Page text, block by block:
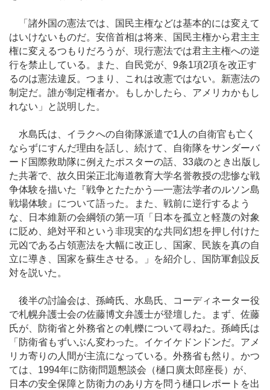
「諸外国の憲法では、国民主権などは基本的には変えて
はいけないものだ。安倍首相は将来、国民主権から君主主
権に変えるつもりだろうが、現行憲法では君主主権への逆
行を禁止している。また、自民党が、9条1項2項を改正す
るのは憲法違反。つまり、これは改憲ではない。新憲法の
制定だ。誰が制定権者か。もしかしたら、アメリカかもし
れない」と説明した。
水島氏は、イラクへの自衛隊派遣で1人の自衛官も亡く
ならずにすんだ理由を話し、続けて、自衛隊をサンダーバ
ード国際救助隊に例えたポスターの話、33歳のとき出版し
た共著で、故久田栄正北海道教育大学名誉教授の悲惨な戦
争体験を描いた『戦争とたたかう―一憲法学者のルソン島
戦場体験』について語った。また、戦前に逆行するよう
な、日本維新の会綱領の第一項「日本を孤立と軽蔑の対象
に貶め、絶対平和という非現実的な共同幻想を押し付けた
元凶である占領憲法を大幅に改正し、国家、民族を真の自
立に導き、国家を蘇生させる。」を紹介し、国防軍創設反
対を説いた。
後半の討論会は、孫崎氏、水島氏、コーディネーター役
で札幌弁護士会の佐藤博文弁護士が登壇した。まず、佐藤
氏が、防衛省と外務省との軋轢について尋ねた。孫崎氏は
「防衛省もずいぶん変わった。イケイケドンドンだ。アメ
リカ寄りの人間が主流になっている。外務省も然り。かつ
ては、1994年に防衛問題懇談会（樋口廣太郎座長）が、
日本の安全保障と防衛力のあり方を問う樋口レポートを出